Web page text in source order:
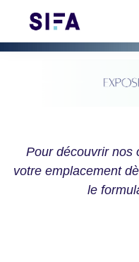
Pour découvrir nos
votre emplacement
le